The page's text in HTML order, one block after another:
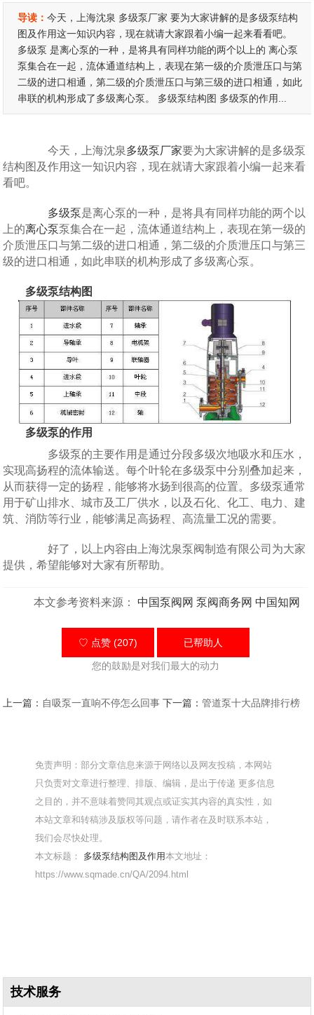
导读：今天，上海沈泉 多级泵厂家 要为大家讲解的是多级泵结构
图及作用这一知识内容，现在就请大家跟着小编一起来看看吧。
多级泵 是离心泵的一种，是将具有同样功能的两个以上的 离心泵
泵集合在一起，流体通道结构上，表现在第一级的介质泄压口与第
二级的进口相通，第二级的介质泄压口与第三级的进口相通，如此
串联的机构形成了多级离心泵。 多级泵结构图 多级泵的作用...
今天，上海沈泉多级泵厂家要为大家讲解的是多级泵
结构图及作用这一知识内容，现在就请大家跟着小编一起来看
看吧。
多级泵是离心泵的一种，是将具有同样功能的两个以
上的离心泵泵集合在一起，流体通道结构上，表现在第一级的
介质泄压口与第二级的进口相通，第二级的介质泄压口与第三
级的进口相通，如此串联的机构形成了多级离心泵。
多级泵结构图
多级泵的作用
‌多级泵的主要作用是通过分段多级次地吸水和压水，
实现高扬程的流体输送。‌每个叶轮在多级泵中分别叠加起来，
从而获得一定的扬程，能够将水扬到很高的位置。多级泵通常
用于矿山排水、城市及工厂供水，以及石化、化工、电力、建
筑、消防等行业，能够满足高扬程、高流量工况的需要。‌
好了，以上内容由上海沈泉泵阀制造有限公司为大家
提供，希望能够对大家有所帮助。
本文参考资料来源： 中国泵阀网 泵阀商务网 中国知网
♡ 点赞 (207) 已帮助 人
您的鼓励是对我们最大的动力
上一篇： 自吸泵一直响不停怎么回事 下一篇：管道泵十大品牌排行榜
免责声明：部分文章信息来源于网络以及网友投稿，本网站
只负责对文章进行整理、排版、编辑，是出于传递 更多信息
之目的，并不意味着赞同其观点或证实其内容的真实性，如
本站文章和转稿涉及版权等问题，请作者在及时联系本站，
我们会尽快处理。
本文标题： 多级泵结构图及作用本文地址：
https://www.sqmade.cn/QA/2094.html
技术服务